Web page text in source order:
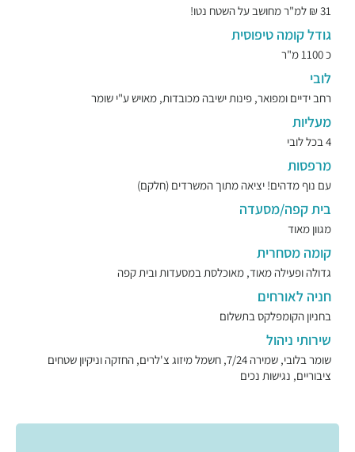
31 ₪ למ"ר מחושב על השטח נטו!
גודל קומה טיפוסית
כ 1100 מ"ר
לובי
רחב ידיים ומפואר, פינות ישיבה מכובדות, מאויש ע"י שומר
מעליות
4 בכל לובי
מרפסות
עם נוף מדהים! יציאה מתוך המשרדים (חלקם)
בית קפה/מסעדה
מגוון מאוד
קומה מסחרית
גדולה ופעילה מאוד, מאוכלסת במסעדות ובית קפה
חניה לאורחים
בחניון הקומפלקס בתשלום
שירותי ניהול
שומר בלובי, שמירה 7/24, חשמל מיזוג צ'לרים, החזקה וניקיון שטחים
ציבוריים, נגישות נכים